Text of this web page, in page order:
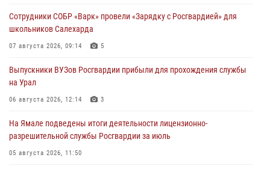
Сотрудники СОБР «Варк» провели «Зарядку с Росгвардией» для
школьников Салехарда
07 августа 2026, 09:14 5
Выпускники ВУЗов Росгвардии прибыли для прохождения службы
на Урал
06 августа 2026, 12:14 3
На Ямале подведены итоги деятельности лицензионно-
разрешительной службы Росгвардии за июль
05 августа 2026, 11:50